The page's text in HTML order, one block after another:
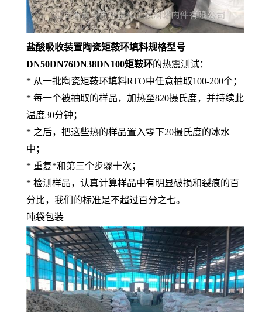
盐酸吸收装置陶瓷矩鞍环填料规格型号
DN50DN76DN38DN100矩鞍环的热震测试：
* 从一批陶瓷矩鞍环填料RTO中任意抽取100-200个；
* 每一个被抽取的样品，加热至820摄氏度，并持续此
温度30分钟；
* 之后，把这些热的样品置入零下20摄氏度的冰水
中；
* 重复*和第三个步骤十次；
* 检测样品，认真计算样品中有明显破损和裂痕的百
分比，我们的标准是不超过百分之七。
吨袋包装